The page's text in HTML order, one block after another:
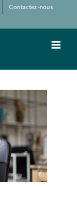
Contactez-nous